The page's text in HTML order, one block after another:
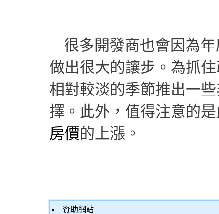
很多開發商也會因為
做出很大的讓步。為抓
相對較淡的季節推出一
擇。此外，值得注意的
房價的上漲。
贊助網站